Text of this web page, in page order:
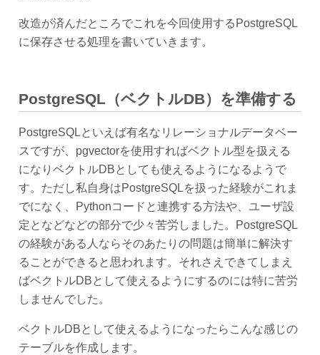
改造が済んだところでこれを今回使用するPostgreSQL
に保存させる処理を書いていきます。
PostgreSQL（ベクトルDB）を準備する
PostgreSQLといえば有名なリレーショナルデータベー
スですが、pgvectorを使用すればベクトル型を扱える
になりベクトルDBとしても使えるようになるようで
す。ただし私自身はPostgreSQLを扱った経験がこれま
でになく、Pythonコードと連携する方法や、ユーザ設
定となどなどの部分で少々苦労しました。PostgreSQL
の経験がある人ならそのあたりの問題は簡単に解決す
ることができると思われます。それさえできてしまえ
ばベクトルDBとして使えるようにするのには特に苦労
しませんでした。
ベクトルDBとして使えるようになったらこんな感じの
テーブルを作成します。